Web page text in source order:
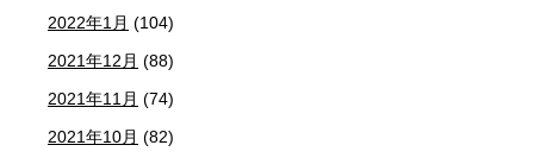
2022年1月 (104)
2021年12月 (88)
2021年11月 (74)
2021年10月 (82)